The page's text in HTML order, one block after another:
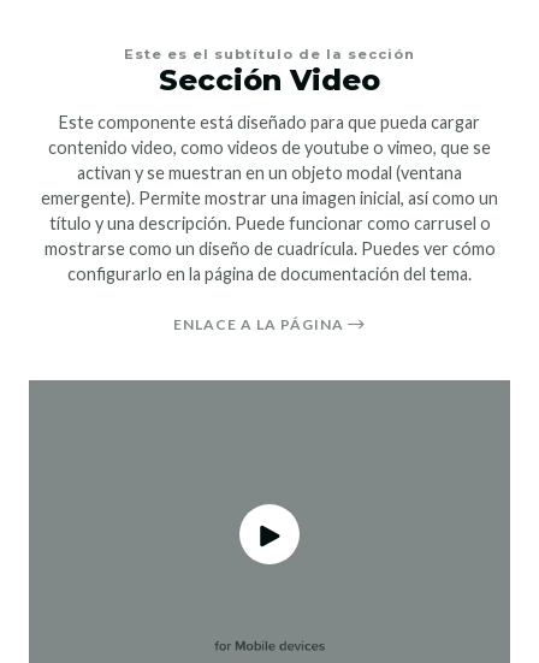
Este es el subtítulo de la sección
Sección Video
Este componente está diseñado para que pueda cargar
contenido video, como videos de youtube o vimeo, que se
activan y se muestran en un objeto modal (ventana
emergente). Permite mostrar una imagen inicial, así como un
título y una descripción. Puede funcionar como carrusel o
mostrarse como un diseño de cuadrícula. Puedes ver cómo
configurarlo en la página de documentación del tema.
ENLACE A LA PÁGINA